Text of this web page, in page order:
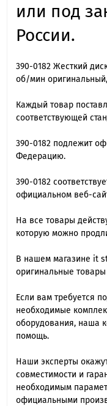
или под
России.
390-0182 Жесткий
об/мин
Каждый товар
соответствующей
390-0182 подлежит
Федерацию.
390-0182
официальном веб-
На все товары
которую можно
В нашем магазине it
оригинальные
Если вам требуется
необходимые
оборудования, наша
помощь.
Наши эксперты
совместимости и
необходимым
официальными